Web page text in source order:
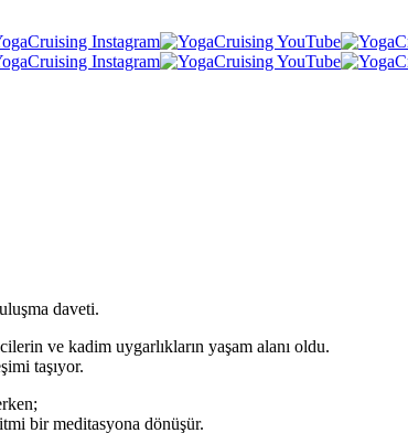
daveti.
ve kadim uygarlıkların yaşam alanı oldu.
taşıyor.
bir meditasyona dönüşür.